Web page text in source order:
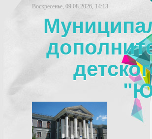
Воскресенье, 09.08.2026, 14:13